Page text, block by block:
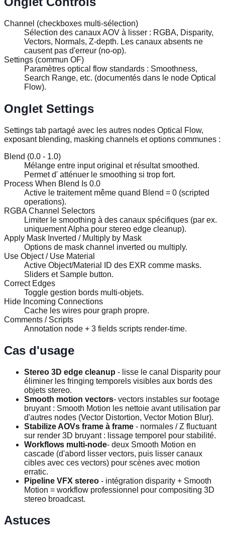
Channel (checkboxes multi-sélection)
Sélection des canaux AOV à lisser : RGBA, Disparity,
Vectors, Normals, Z-depth. Les canaux absents ne
causent pas d'erreur (no-op).
Settings (commun OF)
Paramètres optical flow standards : Smoothness,
Search Range, etc. (documentés dans le node Optical
Flow).
Onglet Settings
Settings tab partagé avec les autres nodes Optical Flow,
exposant blending, masking channels et options communes :
Blend (0.0 - 1.0)
Mélange entre input original et résultat smoothed.
Permet d' atténuer le smoothing si trop fort.
Process When Blend Is 0.0
Active le traitement même quand Blend = 0 (scripted
operations).
RGBA Channel Selectors
Limiter le smoothing à des canaux spécifiques (par ex.
uniquement Alpha pour stereo edge cleanup).
Apply Mask Inverted / Multiply by Mask
Options de mask channel inverted ou multiply.
Use Object / Use Material
Active Object/Material ID des EXR comme masks.
Sliders et Sample button.
Correct Edges
Toggle gestion bords multi-objets.
Hide Incoming Connections
Cache les wires pour graph propre.
Comments / Scripts
Annotation node + 3 fields scripts render-time.
Cas d'usage
Stereo 3D edge cleanup - lisse le canal Disparity pour
éliminer les fringing temporels visibles aux bords des
objets stereo.
Smooth motion vectors- vectors instables sur footage
bruyant : Smooth Motion les nettoie avant utilisation par
d'autres nodes (Vector Distortion, Vector Motion Blur).
Stabilize AOVs frame à frame - normales / Z fluctuant
sur render 3D bruyant : lissage temporel pour stabilité.
Workflows multi-node- deux Smooth Motion en
cascade (d'abord lisser vectors, puis lisser canaux
cibles avec ces vectors) pour scènes avec motion
erratic.
Pipeline VFX stereo - intégration disparity + Smooth
Motion = workflow professionnel pour compositing 3D
stereo broadcast.
Astuces